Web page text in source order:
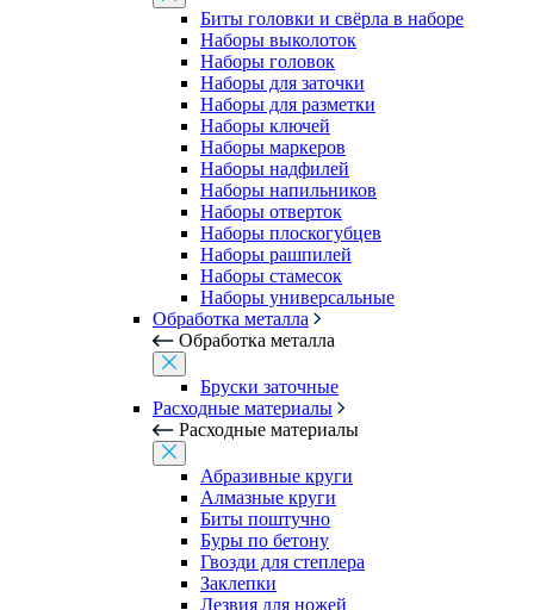
Биты головки и свёрла в наборе
Наборы выколоток
Наборы головок
Наборы для заточки
Наборы для разметки
Наборы ключей
Наборы маркеров
Наборы надфилей
Наборы напильников
Наборы отверток
Наборы плоскогубцев
Наборы рашпилей
Наборы стамесок
Наборы универсальные
Обработка металла
Обработка металла
Бруски заточные
Расходные материалы
Расходные материалы
Абразивные круги
Алмазные круги
Биты поштучно
Буры по бетону
Гвозди для степлера
Заклепки
Лезвия для ножей